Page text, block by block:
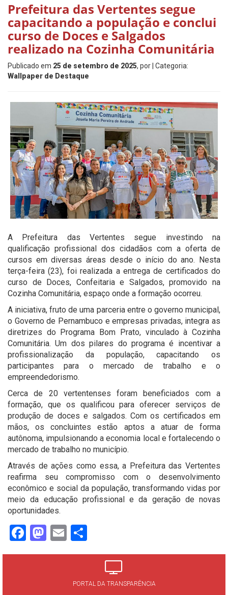
Prefeitura das Vertentes segue
capacitando a população e conclui
curso de Doces e Salgados
realizado na Cozinha Comunitária
Publicado em 25 de setembro de 2025, por | Categoria:
Wallpaper de Destaque
A Prefeitura das Vertentes segue investindo na
qualificação profissional dos cidadãos com a oferta de
cursos em diversas áreas desde o início do ano. Nesta
terça-feira (23), foi realizada a entrega de certificados do
curso de Doces, Confeitaria e Salgados, promovido na
Cozinha Comunitária, espaço onde a formação ocorreu.
A iniciativa, fruto de uma parceria entre o governo municipal,
o Governo de Pernambuco e empresas privadas, integra as
diretrizes do Programa Bom Prato, vinculado à Cozinha
Comunitária. Um dos pilares do programa é incentivar a
profissionalização da população, capacitando os
participantes para o mercado de trabalho e o
empreendedorismo.
Cerca de 20 vertentenses foram beneficiados com a
formação, que os qualificou para oferecer serviços de
produção de doces e salgados. Com os certificados em
mãos, os concluintes estão aptos a atuar de forma
autônoma, impulsionando a economia local e fortalecendo o
mercado de trabalho no município.
Através de ações como essa, a Prefeitura das Vertentes
reafirma seu compromisso com o desenvolvimento
econômico e social da população, transformando vidas por
meio da educação profissional e da geração de novas
oportunidades.
Facebook
Mastodon
Email
PORTAL DA TRANSPARÊNCIA